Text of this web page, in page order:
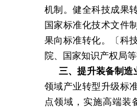
机制。健全科技成果
国家标准化技术文件
果向标准转化。〔科
院、国家知识产权局
三、提升装备制造
领域产业转型升级标
点领域，实施高端装